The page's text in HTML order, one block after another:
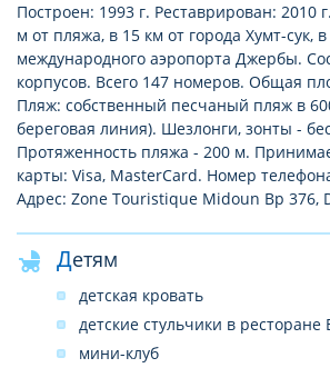
Построен: 1993 г. Реставрирован: 2010
м от пляжа, в 15 км от города Хумт-сук,
международного аэропорта Джербы.
корпусов. Всего 147 номеров. Общая
Пляж: собственный песчаный пляж в
береговая линия). Шезлонги, зонты -
Протяженность пляжа - 200 м.
карты: Visa, MasterCard. Номер
Адрес: Zone Touristique Midoun Bp 376,
Детям
детская кровать
детские стульчики в ресторане
мини-клуб